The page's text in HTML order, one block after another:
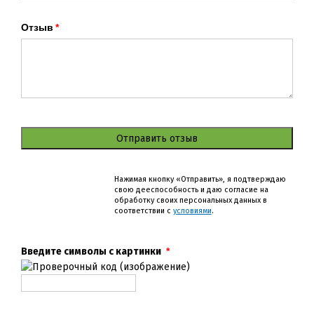
Отзыв
Отправить отзыв
Нажимая кнопку «Отправить», я подтверждаю
свою дееспособность и даю согласие на
обработку своих персональных данных в
соответствии с условиями.
Введите символы с картинки